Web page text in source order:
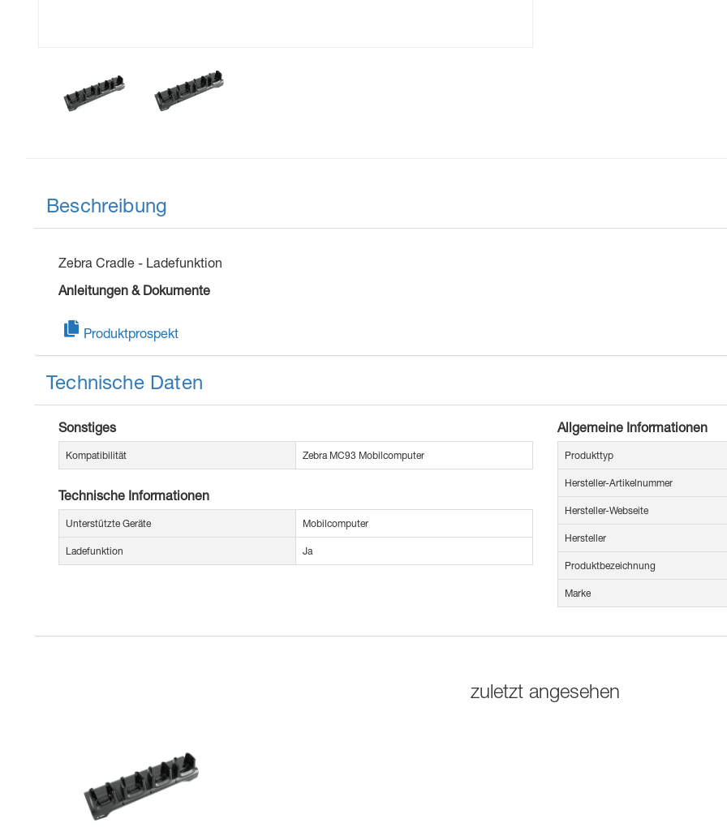
Beschreibung
Zebra Cradle - Ladefunktion
Anleitungen & Dokumente
Produktprospekt
Technische Daten
Sonstiges
Kompatibilität Zebra MC93 Mobilcomputer
Technische Informationen
Unterstützte Geräte Mobilcomputer
Ladefunktion Ja
Allgemeine Informationen
Produkttyp
Hersteller-Artikelnummer
Hersteller-Webseite
Hersteller
Produktbezeichnung
Marke
zuletzt angesehen